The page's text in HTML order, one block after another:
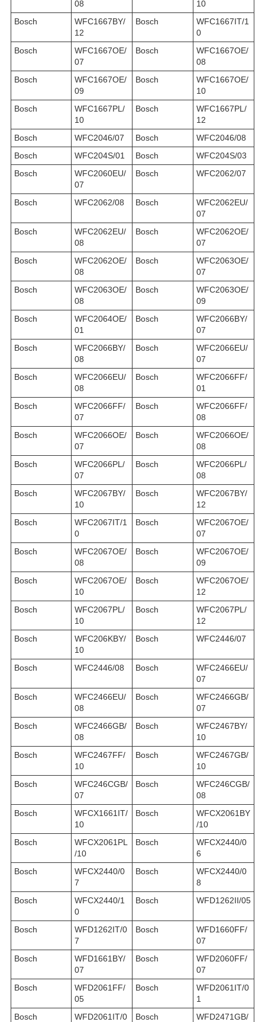
08
10
Bosch
WFC1667BY/
12
Bosch
WFC1667IT/1
0
Bosch
WFC1667OE/
07
Bosch
WFC1667OE/
08
Bosch
WFC1667OE/
09
Bosch
WFC1667OE/
10
Bosch
WFC1667PL/
10
Bosch
WFC1667PL/
12
Bosch
WFC2046/07 Bosch
WFC2046/08
Bosch
WFC204S/01 Bosch
WFC204S/03
Bosch
WFC2060EU/
07
Bosch WFC2062/07
Bosch WFC2062/08 Bosch
WFC2062EU/
07
Bosch
WFC2062EU/
08
Bosch
WFC2062OE/
07
Bosch
WFC2062OE/
08
Bosch
WFC2063OE/
07
Bosch
WFC2063OE/
08
Bosch
WFC2063OE/
09
Bosch
WFC2064OE/
01
Bosch
WFC2066BY/
07
Bosch
WFC2066BY/
08
Bosch
WFC2066EU/
07
Bosch
WFC2066EU/
08
Bosch
WFC2066FF/
01
Bosch
WFC2066FF/
07
Bosch
WFC2066FF/
08
Bosch
WFC2066OE/
07
Bosch
WFC2066OE/
08
Bosch
WFC2066PL/
07
Bosch
WFC2066PL/
08
Bosch
WFC2067BY/
10
Bosch
WFC2067BY/
12
Bosch
WFC2067IT/1
0
Bosch
WFC2067OE/
07
Bosch
WFC2067OE/
08
Bosch
WFC2067OE/
09
Bosch
WFC2067OE/
10
Bosch
WFC2067OE/
12
Bosch
WFC2067PL/
10
Bosch
WFC2067PL/
12
Bosch
WFC206KBY/
10
Bosch WFC2446/07
Bosch WFC2446/08 Bosch
WFC2466EU/
07
Bosch
WFC2466EU/
08
Bosch
WFC2466GB/
07
Bosch
WFC2466GB/
08
Bosch
WFC2467BY/
10
Bosch
WFC2467FF/
10
Bosch
WFC2467GB/
10
Bosch
WFC246CGB/
07
Bosch
WFC246CGB/
08
Bosch
WFCX1661IT/
10
Bosch
WFCX2061BY
/10
Bosch
WFCX2061PL
/10
Bosch
WFCX2440/0
6
Bosch
WFCX2440/0
7
Bosch
WFCX2440/0
8
Bosch
WFCX2440/1
0
Bosch WFD1262II/05
Bosch
WFD1262IT/0
7
Bosch
WFD1660FF/
07
Bosch
WFD1661BY/
07
Bosch
WFD2060FF/
07
Bosch
WFD2061FF/
05
Bosch
WFD2061IT/0
1
Bosch
WFD2061IT/0
Bosch
WFD2471GB/